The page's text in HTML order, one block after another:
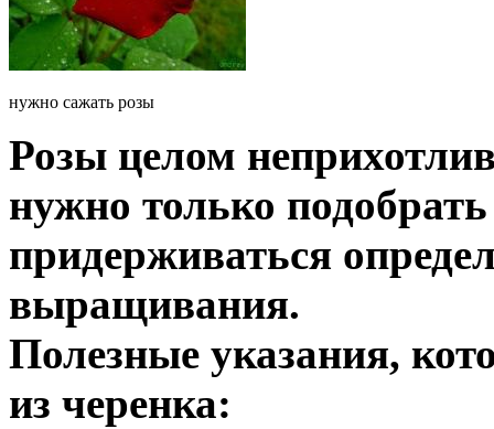
нужно сажать розы
Розы целом
нужно только
придерживаться
выращивания.
Полезные указания,
из черенка: